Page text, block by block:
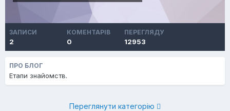
ЗАПИСИ
2
КОМЕНТАРІВ
0
ПЕРЕГЛЯДУ
12953
ПРО БЛОГ
Етапи знайомств.
Переглянути категорію